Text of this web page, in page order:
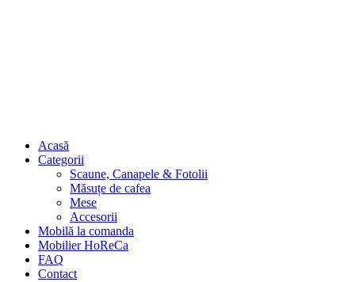
Acasă
Categorii
Scaune, Canapele & Fotolii
Măsuțe de cafea
Mese
Accesorii
Mobilă la comanda
Mobilier HoReCa
FAQ
Contact